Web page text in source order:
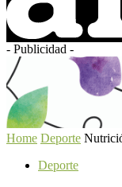
- Publicidad -
Home Deporte
Deporte